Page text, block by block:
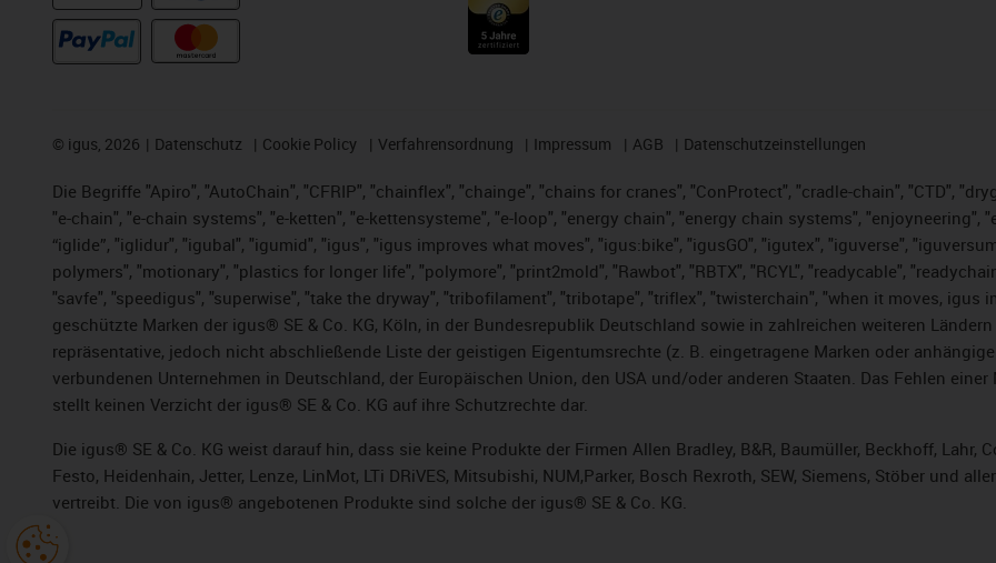
© igus, 2026 Datenschutz Cookie Policy Verfahrensordnung Impressum AGB Datenschutzeinstellungen
Die Begriffe "Apiro", "AutoChain", "CFRIP", "chainflex", "chainge", "chains for cranes", "ConProtect", "cradle-chain", "CTD",
"e-chain", "e-chain systems", "e-ketten", "e-kettensysteme", "e-loop", "energy chain", "energy chain systems", "enjoyneering",
“iglide”, "iglidur", "igubal", "igumid", "igus", "igus improves what moves", "igus:bike", "igusGO", "igutex", "iguverse",
polymers", "motionary", "plastics for longer life", "polymore", "print2mold", "Rawbot", "RBTX", "RCYL", "readycable",
"savfe", "speedigus", "superwise", "take the dryway", "tribofilament", "tribotape", "triflex", "twisterchain", "when it moves,
geschützte Marken der igus® SE & Co. KG, Köln, in der Bundesrepublik Deutschland sowie in zahlreichen weiteren
repräsentative, jedoch nicht abschließende Liste der geistigen Eigentumsrechte (z. B. eingetragene Marken oder
verbundenen Unternehmen in Deutschland, der Europäischen Union, den USA und/oder anderen Staaten. Das Fehlen
stellt keinen Verzicht der igus® SE & Co. KG auf ihre Schutzrechte dar.
Die igus® SE & Co. KG weist darauf hin, dass sie keine Produkte der Firmen Allen Bradley, B&R, Baumüller, Beckhoff, Lahr,
Festo, Heidenhain, Jetter, Lenze, LinMot, LTi DRiVES, Mitsubishi, NUM,Parker, Bosch Rexroth, SEW, Siemens, Stöber und
vertreibt. Die von igus® angebotenen Produkte sind solche der igus® SE & Co. KG.